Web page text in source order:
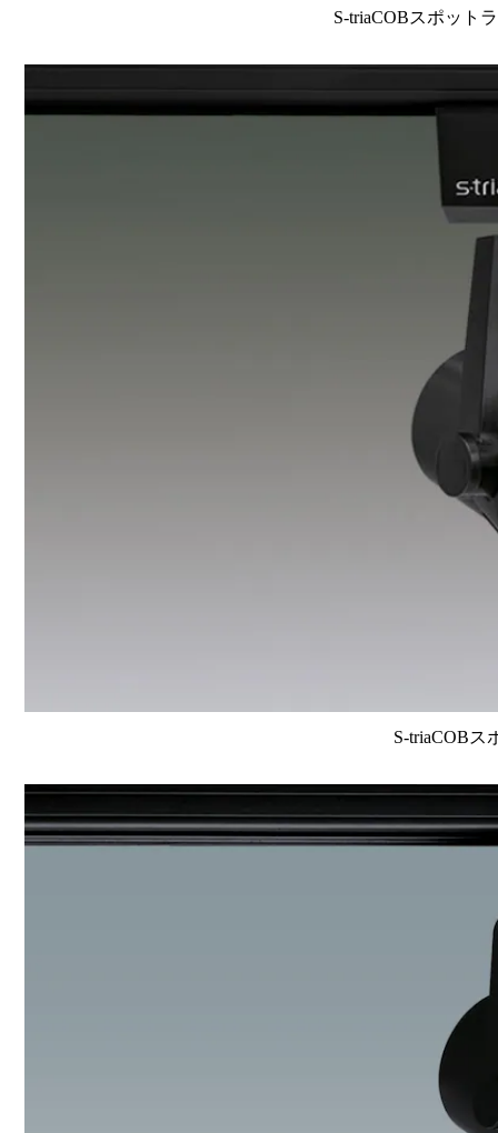
S-triaCOBスポット
S-triaCOBス